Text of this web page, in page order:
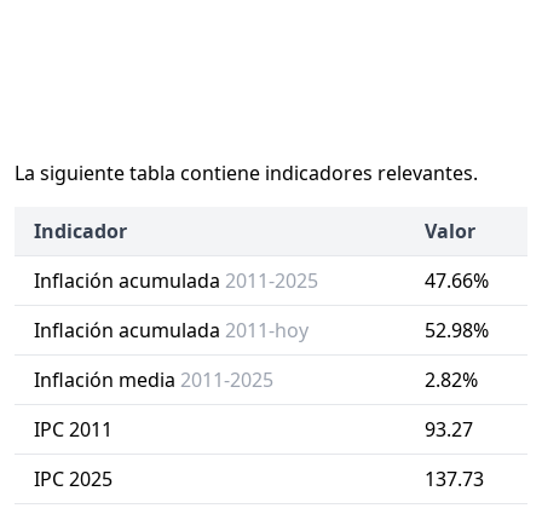
La siguiente tabla contiene indicadores relevantes.
Indicador
Valor
Inflación acumulada 2011-2025
47.66%
Inflación acumulada 2011-hoy
52.98%
Inflación media 2011-2025
2.82%
IPC 2011
93.27
IPC 2025
137.73